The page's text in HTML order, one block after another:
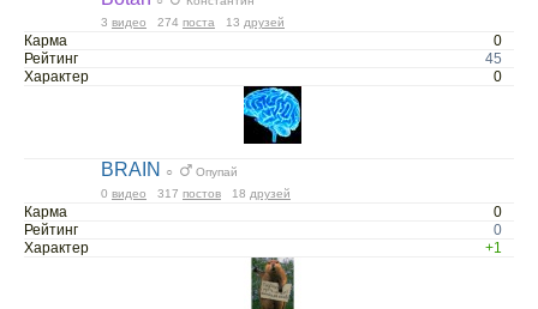
3 видео 274 поста 13 друзей
Карма
0
Рейтинг
45
Характер
0
BRAIN ○
Опупай
0 видео 317 постов 18 друзей
Карма
0
Рейтинг
0
Характер
+1